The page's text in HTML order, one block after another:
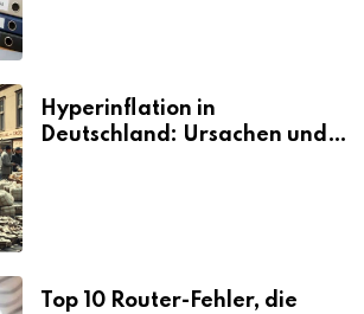
Hyperinflation in
Deutschland: Ursachen und
Top 10 Router-Fehler, die